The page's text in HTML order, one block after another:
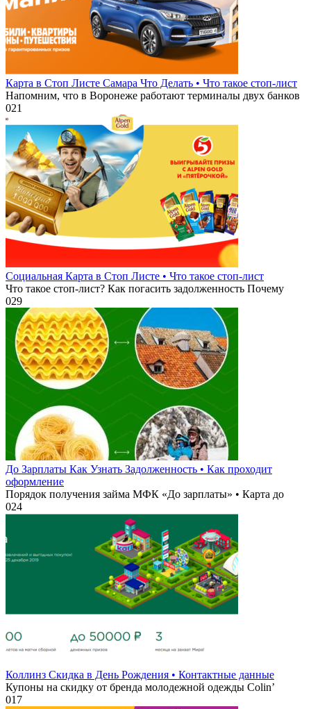
Карта в Стоп Листе Самара Что Делать • Что такое стоп-лист
Напомним, что в Воронеже работают терминалы двух банков
021
Социальная Карта в Стоп Листе • Что такое стоп-лист
Что такое стоп-лист? Как погасить задолженность Почему
029
До Зарплаты Как Узнать Задолженность • Как проходит
оформление
Порядок получения займа МФК «До зарплаты» • Карта до
024
Коллинз Скидка в День Рождения • Контактные данные
Купоны на скидку от бренда молодежной одежды Colin’
017